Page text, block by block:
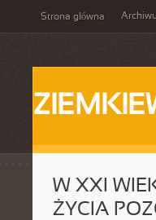
Strona główna
W XXI
ŻYCIA